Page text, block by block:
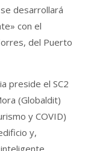
desarrollará
con el
del Puerto
preside el SC2
(Globaldit)
y COVID)
y,